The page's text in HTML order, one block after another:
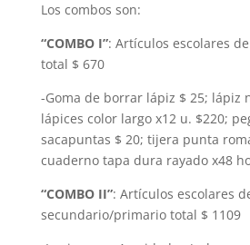
Los combos son:
“COMBO I”: Artículos escolares
total $ 670
-Goma de borrar lápiz $ 25; lápiz
lápices color largo x12 u. $220;
sacapuntas $ 20; tijera punta
cuaderno tapa dura rayado x48
“COMBO II”: Artículos escolares
secundario/primario total $ 1109